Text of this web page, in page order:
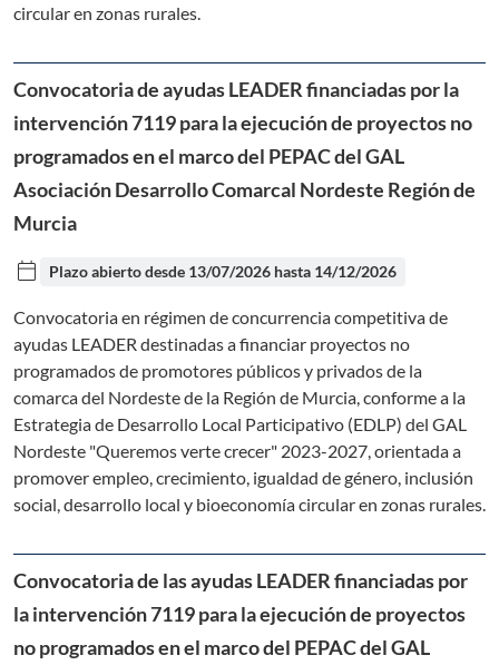
circular en zonas rurales.
Convocatoria de ayudas LEADER financiadas por la
intervención 7119 para la ejecución de proyectos no
programados en el marco del PEPAC del GAL
Asociación Desarrollo Comarcal Nordeste Región de
Murcia
calendar_today Plazo abierto desde 13/07/2026 hasta 14/12/2026
Convocatoria en régimen de concurrencia competitiva de
ayudas LEADER destinadas a financiar proyectos no
programados de promotores públicos y privados de la
comarca del Nordeste de la Región de Murcia, conforme a la
Estrategia de Desarrollo Local Participativo (EDLP) del GAL
Nordeste "Queremos verte crecer" 2023-2027, orientada a
promover empleo, crecimiento, igualdad de género, inclusión
social, desarrollo local y bioeconomía circular en zonas rurales.
Convocatoria de las ayudas LEADER financiadas por
la intervención 7119 para la ejecución de proyectos
no programados en el marco del PEPAC del GAL